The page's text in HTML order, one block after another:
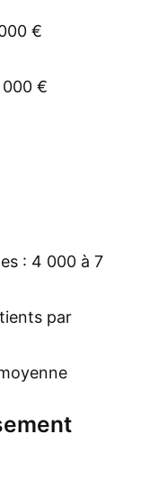
€
000 €
: 4 000 à 7
par